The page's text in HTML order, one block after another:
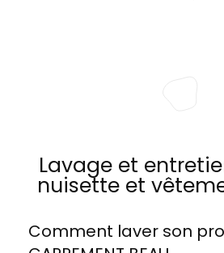
Lavage et
nuisette et
Comment laver son